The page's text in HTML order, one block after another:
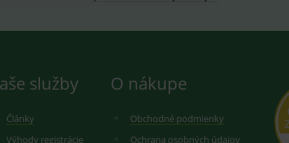
služby
Články
Výhody registrácie
O nákupe
Obchodné podmienky
Ochrana osobných údajov